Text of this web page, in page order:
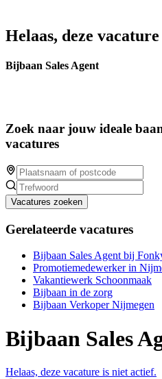
Helaas, deze
Bijbaan Sales Agent
Zoek naar jouw ideale
vacatures
Vacatures zoeken
Gerelateerde vacatures
Bijbaan Sales Agent bij
Promotiemedewerker in
Vakantiewerk Schoonmaak
Bijbaan in de zorg
Bijbaan Verkoper Nijmegen
Bijbaan Sales
Helaas, deze vacature is niet actief.